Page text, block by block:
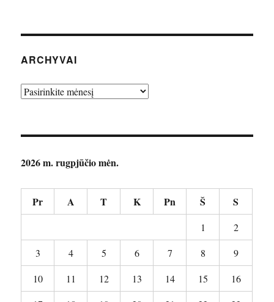
ARCHYVAI
Archyvai
2026 m. rugpjūčio mėn.
Pr A T K Pn Š S
1
2
3
4 5 6 7 8
9
10
11 12 13 14 15
16